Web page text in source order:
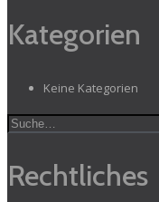
Kategorien
Keine Kategorien
Rechtliches